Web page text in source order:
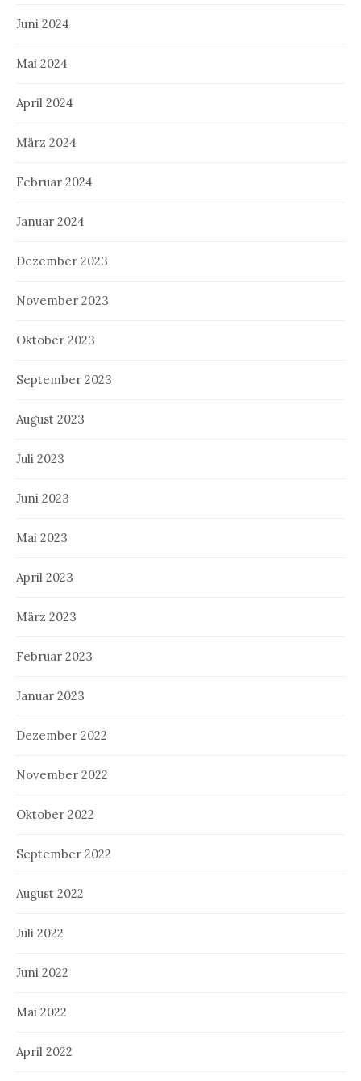
Juni 2024
Mai 2024
April 2024
März 2024
Februar 2024
Januar 2024
Dezember 2023
November 2023
Oktober 2023
September 2023
August 2023
Juli 2023
Juni 2023
Mai 2023
April 2023
März 2023
Februar 2023
Januar 2023
Dezember 2022
November 2022
Oktober 2022
September 2022
August 2022
Juli 2022
Juni 2022
Mai 2022
April 2022